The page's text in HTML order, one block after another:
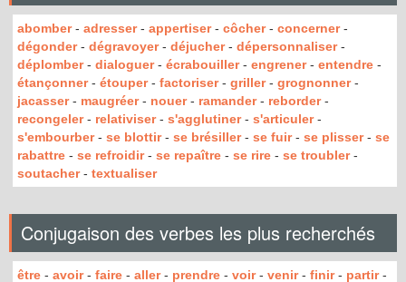
abomber- adresser- appertiser- côcher- concerner-
dégonder- dégravoyer- déjucher- dépersonnaliser-
déplomber- dialoguer- écrabouiller- engrener- entendre -
étançonner- étouper- factoriser- griller- grognonner-
jacasser- maugréer- nouer- ramander- reborder-
recongeler- relativiser- s'agglutiner- s'articuler-
s'embourber- se blottir- se brésiller- se fuir- se plisser- se
rabattre - se refroidir- se repaître - se rire - se troubler-
soutacher- textualiser
Conjugaison des verbes les plus recherchés
être - avoir- faire - aller- prendre - voir- venir- finir- partir-